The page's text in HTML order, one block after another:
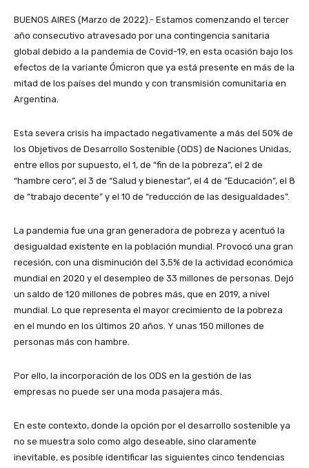
BUENOS AIRES (Marzo de 2022).- Estamos comenzando el tercer
año consecutivo atravesado por una contingencia sanitaria
global debido a la pandemia de Covid-19, en esta ocasión bajo los
efectos de la variante Ómicron que ya está presente en más de la
mitad de los países del mundo y con transmisión comunitaria en
Argentina.
Esta severa crisis ha impactado negativamente a más del 50% de
los Objetivos de Desarrollo Sostenible (ODS) de Naciones Unidas,
entre ellos por supuesto, el 1, de “fin de la pobreza”, el 2 de
“hambre cero”, el 3 de “Salud y bienestar”, el 4 de “Educación”, el 8
de “trabajo decente” y el 10 de “reducción de las desigualdades”.
La pandemia fue una gran generadora de pobreza y acentuó la
desigualdad existente en la población mundial. Provocó una gran
recesión, con una disminución del 3,5% de la actividad económica
mundial en 2020 y el desempleo de 33 millones de personas. Dejó
un saldo de 120 millones de pobres más, que en 2019, a nivel
mundial. Lo que representa el mayor crecimiento de la pobreza
en el mundo en los últimos 20 años. Y unas 150 millones de
personas más con hambre.
Por ello, la incorporación de los ODS en la gestión de las
empresas no puede ser una moda pasajera más.
En este contexto, donde la opción por el desarrollo sostenible ya
no se muestra solo como algo deseable, sino claramente
inevitable, es posible identificar las siguientes cinco tendencias